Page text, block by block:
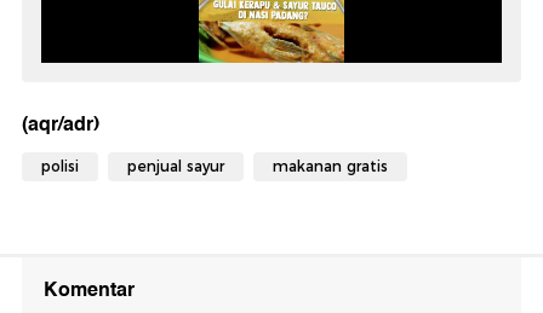
(aqr/adr)
polisi penjual sayur makanan gratis
Komentar